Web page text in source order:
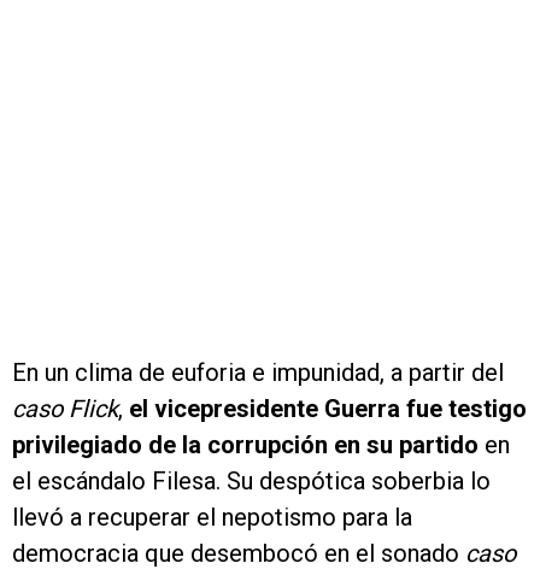
En un clima de euforia e impunidad, a partir del
caso Flick, el vicepresidente Guerra fue testigo
privilegiado de la corrupción en su partido en
el escándalo Filesa. Su despótica soberbia lo
llevó a recuperar el nepotismo para la
democracia que desembocó en el sonado caso